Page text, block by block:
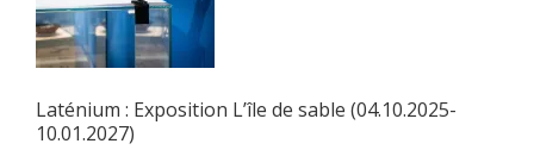
Laténium : Exposition L’île de sable (04.10.2025-
10.01.2027)